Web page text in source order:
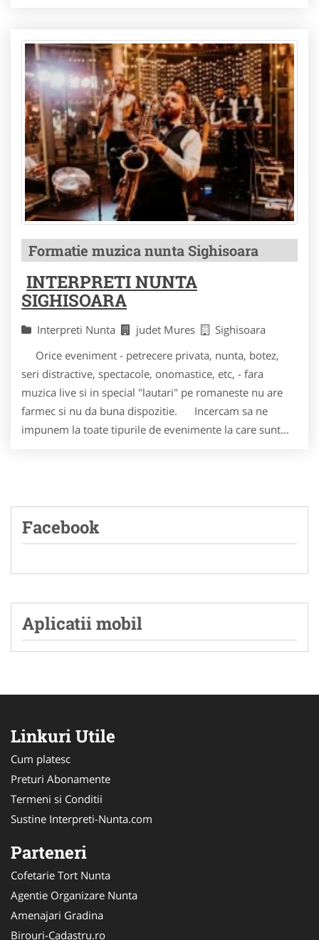
Formatie muzica nunta Sighisoara
INTERPRETI NUNTA
SIGHISOARA
Interpreti Nunta judet Mures
Sighisoara
Orice eveniment - petrecere privata, nunta, botez,
seri distractive, spectacole, onomastice, etc, - fara
muzica live si in special "lautari" pe romaneste nu are
farmec si nu da buna dispozitie. Incercam sa ne
impunem la toate tipurile de evenimente la care sunt...
Facebook
Aplicatii mobil
Linkuri Utile
Cum platesc
Preturi Abonamente
Termeni si Conditii
Sustine Interpreti-Nunta.com
Parteneri
Cofetarie Tort Nunta
Agentie Organizare Nunta
Amenajari Gradina
Birouri-Cadastru.ro